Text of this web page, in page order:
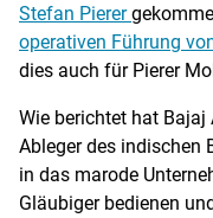
Stefan Pierer
operativen Führung
dies auch für Pierer
Wie berichtet hat
Ableger des indischen
in das marode
Gläubiger bedienen